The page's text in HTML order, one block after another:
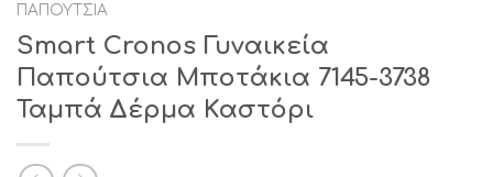
ΠΑΠΟΎΤΣΙΑ
Smart Cronos Γυναικεία
Παπούτσια Μποτάκια 7145-3738
Ταμπά Δέρμα Καστόρι